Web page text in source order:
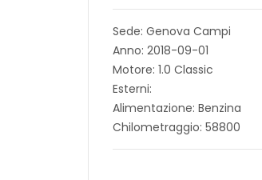
Sede: Genova Campi
Anno: 2018-09-01
Motore: 1.0 Classic
Esterni:
Alimentazione: Benzina
Chilometraggio: 58800